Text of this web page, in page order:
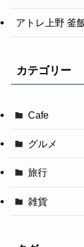
アトレ上野 釜
カテゴリー
Cafe
グルメ
旅行
雑貨